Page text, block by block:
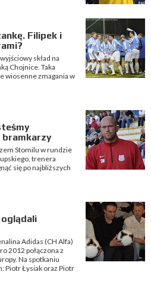
Filipek i
skład na
Chojnice. Taka
wiosenne zmagania w
bramkarzy
Stomilu w rundzie
trenera
się po najbliższych
Adidas (CH Alfa)
2012 połączona z
Na spotkaniu
Piotr Łysiak oraz Piotr